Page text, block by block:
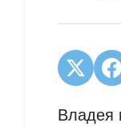
Владея